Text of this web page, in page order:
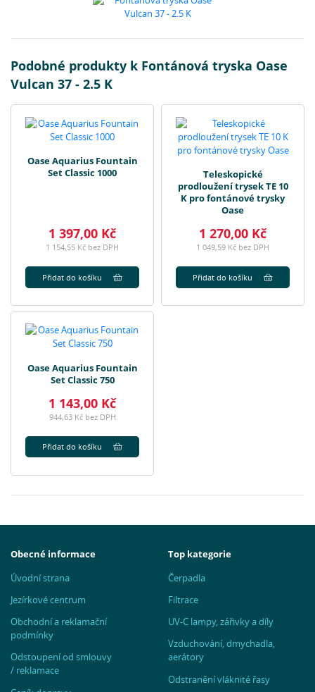
Podobné produkty k Fontánová tryska Oase
Vulcan 37 - 2.5 K
Oase Aquarius Fountain
Set Classic 1000
1 397,00 Kč
1 154,55 Kč bez DPH
Přidat do košíku
Teleskopické
prodloužení trysek TE 10
K pro fontánové trysky
Oase
1 270,00 Kč
1 049,59 Kč bez DPH
Přidat do košíku
Oase Aquarius Fountain
Set Classic 750
1 143,00 Kč
944,63 Kč bez DPH
Přidat do košíku
Obecné informace
Úvodní strana
Jezírkové centrum
Obchodní a reklamační
podmínky
Odstoupení od smlouvy
/ reklamace
Top kategorie
Čerpadla
Filtrace
UV-C lampy, zářivky a díly
Vzduchování, dmychadla,
aerátory
Odstranění vláknité řasy